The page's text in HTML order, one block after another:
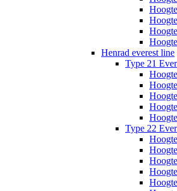
Henrad everest line
Type 21
Type 22